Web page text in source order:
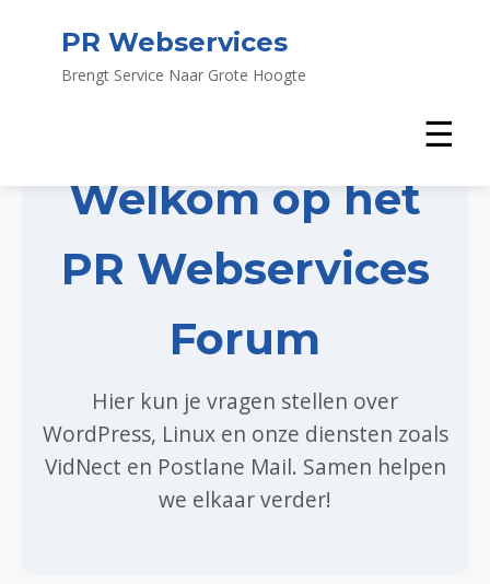
PR Webservices
Brengt Service Naar Grote Hoogte
☰
Welkom op het
PR Webservices
Forum
Hier kun je vragen stellen over
WordPress, Linux en onze diensten zoals
VidNect en Postlane Mail. Samen helpen
we elkaar verder!